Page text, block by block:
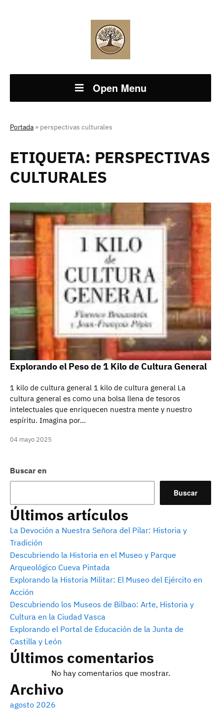
Open Menu
Portada » perspectivas culturales
Buscar en
Buscar
Últimos artículos
La Devoción a Nuestra Señora del Pilar: Historia y
Tradición
Descubriendo la Historia en el Museo y Parque
Arqueológico Cueva Pintada
Explorando la Historia Militar: El Museo del Ejército en
Acción
Descubriendo los Museos de Bilbao: Arte, Historia y
Cultura en la Ciudad Vasca
Explorando el Portal de Educación de la Junta de
Castilla y León
Últimos comentarios
No hay comentarios que mostrar.
Archivo
agosto 2026
ETIQUETA: PERSPECTIVAS
CULTURALES
Explorando el Peso de 1 Kilo de Cultura General
1 kilo de cultura general 1 kilo de cultura general La
cultura general es como una bolsa llena de tesoros
intelectuales que enriquecen nuestra mente y nuestro
espíritu. Imagina por…
04 mayo 2025